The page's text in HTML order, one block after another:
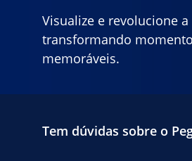
Visualize e revolucione
transformando
memoráveis.
Tem dúvidas sobre o